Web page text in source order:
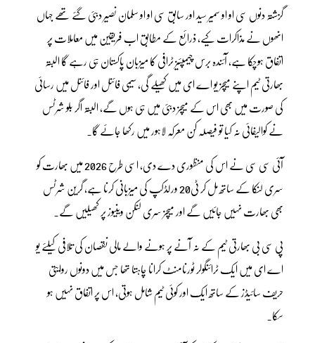
گزشتہ دنوں سی او او سمیر سید اور سابق سی او او سلمان نصیر دبئی گئے تھے جہاں
انھوں نے مذاکرات کیے، ذرائع کے مطابق اب فریقین میں معاملات پر
اتفاق ہوچکا ہے، آئندہ برس چیمپئیز ٹرافی کا میزبان پاکستان ہی رہے گا البتہ
بھارتی ٹیم اپنے میچز یو اے ای میں کھیلے گی، سیمی فائنل اور فائنل میں رسائی
کی صورت میں بھی اس کے میچز دبئی میں ہی ہوں گے، البتہ اگر بلو شرٹس
نے کوالیفائی نہ کیا تو فیصلہ کن معرکہ لاہور میں رکھا جائے گا۔
آئی سی سی نے اس کی منظوری دے دی، اسی طرح 2026 میں بھارت کو
سری لنکا کے ساتھ مل کر ٹی20 ورلڈکپ کی میزبانی کرنا ہے، گرین شرٹس
بھی بھارت نہیں جائیں گے اور میچز سری لنکن وینیوز پر کھیلیں گے۔
پی سی بی بھارتی ٹیم کے نہ آنے پر ہونے والے مالی نقصان کی تلافی کیلئے یو
اے ای میں ایک ٹرائنگولر ٹورنامنٹ کرانا چاہتا تھا جس میں دونوں روایتی
حریف سائیڈز کے ساتھ ایک اور کوئی ٹیم شامل ہوتی، اس پر اتفاق نہیں ہو
سکا۔